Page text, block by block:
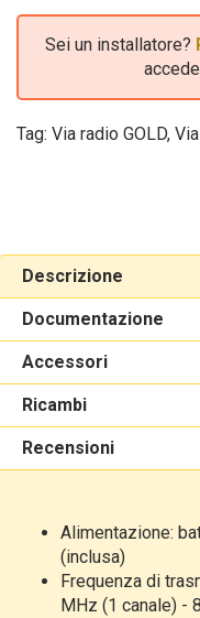
Sei un installatore?
Tag: Via radio GOLD,
Descrizione
Documentazione
Accessori
Ricambi
Recensioni
Alimentazione:
(inclusa)
Frequenza di
MHz (1 canale) -